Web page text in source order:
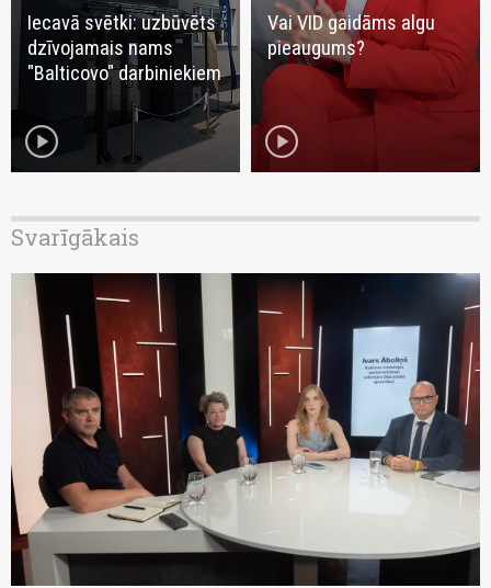
Iecavā svētki: uzbūvēts
dzīvojamais nams
"Balticovo" darbiniekiem
play_circle
Vai VID gaidāms algu
pieaugums?
play_circle
Svarīgākais